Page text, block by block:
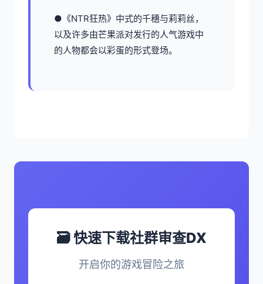
●《NTR狂热》中式的千穗与莉莉丝，
以及许多由芒果派对发行的人气游戏中
的人物都会以彩蛋的形式登场。
🗃️ 快速下载社群审查DX
开启你的游戏冒险之旅